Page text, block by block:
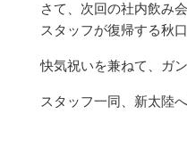
さて、次回の社内飲み
スタッフが復帰する秋
快気祝いを兼ねて、ガ
スタッフ一同、新太陸